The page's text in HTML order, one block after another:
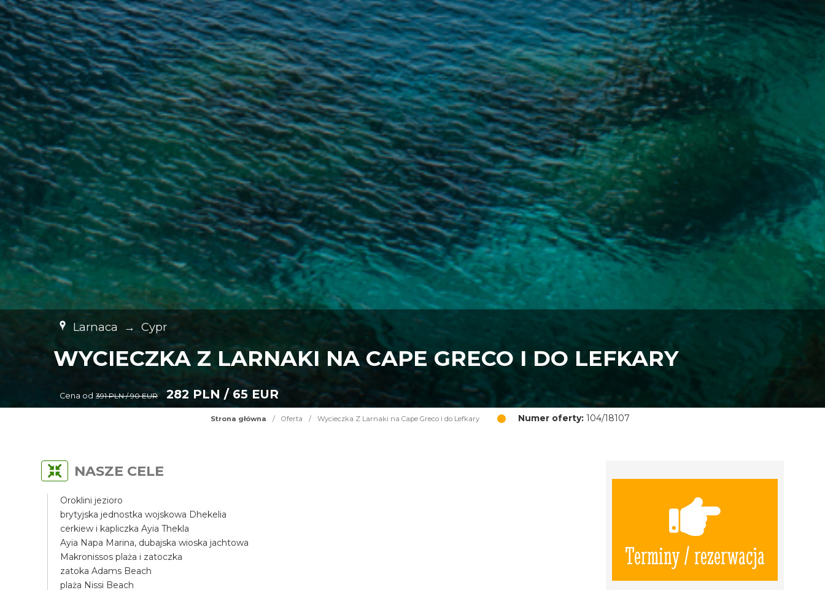
Larnaca → Cypr
WYCIECZKA Z LARNAKI NA CAPE GRECO I DO LEFKARY
Cena od 391 PLN / 90 EUR 282 PLN / 65 EUR
Strona główna / Oferta / Wycieczka Z Larnaki na Cape Greco i do Lefkary Numer oferty: 104/18107
Terminy / rezerwacja
NASZE CELE
Oroklini jezioro
brytyjska jednostka wojskowa Dhekelia
cerkiew i kapliczka Ayia Thekla
Ayia Napa Marina, dubajska wioska jachtowa
Makronissos plaża i zatoczka
zatoka Adams Beach
plaża Nissi Beach